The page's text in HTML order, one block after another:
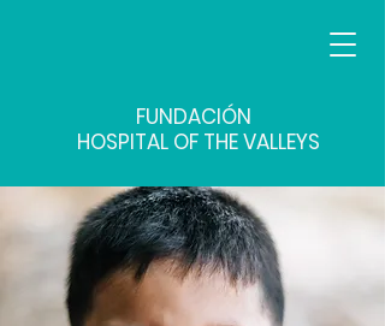
HOSPITAL OF THE VALLEYS
FUNDACIÓN